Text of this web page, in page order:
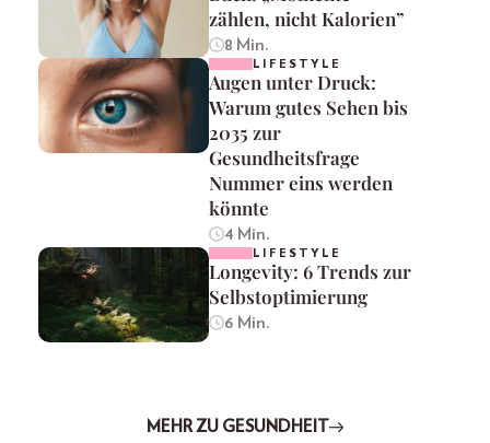
zählen, nicht Kalorien”
8 Min.
LIFESTYLE
Augen unter Druck:
Warum gutes Sehen bis
2035 zur
Gesundheitsfrage
Nummer eins werden
könnte
4 Min.
LIFESTYLE
Longevity: 6 Trends zur
Selbstoptimierung
6 Min.
MEHR ZU GESUNDHEIT